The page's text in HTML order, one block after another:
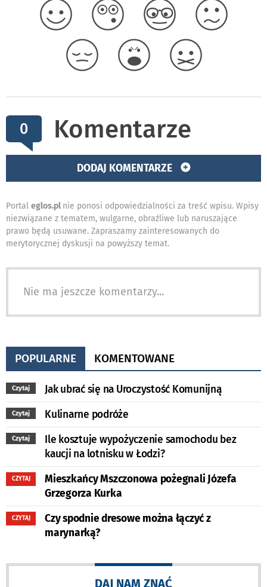
0 Komentarze
DODAJ KOMENTARZE
Portal eglos.pl nie ponosi odpowiedzialności za treść wpisu. Wpisy
niezwiązane z tematem, wulgarne, obraźliwe lub naruszające
prawo będą usuwane. Zapraszamy zainteresowanych do
merytorycznej dyskusji na powyższy temat.
Nie ma jeszcze komentarzy...
POPULARNE KOMENTOWANE
Czytaj Jak ubrać się na Uroczystość Komunijną
Czytaj Kulinarne podróże
Czytaj
Ile kosztuje wypożyczenie samochodu bez
kaucji na lotnisku w Łodzi?
CZYTAJ
Mieszkańcy Mszczonowa pożegnali Józefa
Grzegorza Kurka
CZYTAJ
Czy spodnie dresowe można łączyć z
marynarką?
DAJ NAM ZNAĆ